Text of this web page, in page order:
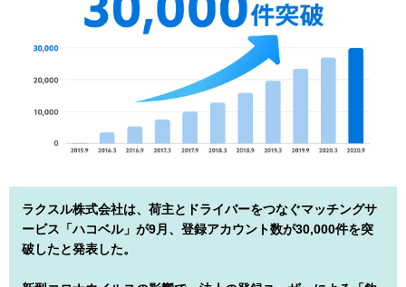
ラクスル株式会社は、荷主とドライバーをつなぐマッチングサ
ービス「ハコベル」が9月、登録アカウント数が30,000件を突
破したと発表した。